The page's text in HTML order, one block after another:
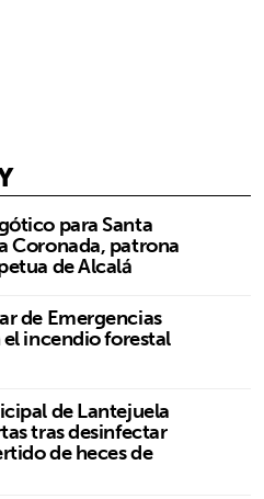
para Santa
Coronada, patrona
de Alcalá
de Emergencias
incendio forestal
de Lantejuela
tras desinfectar
de heces de